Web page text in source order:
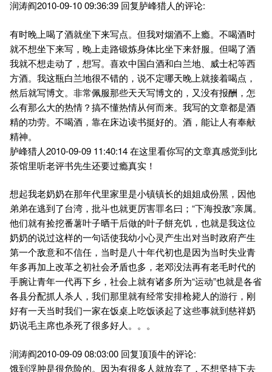
润涛阎2010-09-10 09:36:39 回复胪峰猎人的评论:
有时晚上喝了酒就坐下来写点。但我对烟酒不上瘾。不喝酒时
就不想坐下来写，晚上走路锻炼身体比坐下来舒服。但喝了酒
我就不想走动了，想写。喜欢中国白酒和白兰地、威士杞等西
方酒。我这瓶白兰地很不错的，说不定哪天晚上就接着喝点，
然后就写博文。非常佩服那些天天写博文的，又没有报酬，怎
么有那么大的热情？搞不懂热情从何而来。我写的文章都是酒
精的功劳。不喝酒，靠在床边读书挺好的。酒，能让人有奉献
精神。
胪峰猎人2010-09-09 11:40:14 在这里看你写的文章真感觉到比
茶馆里听老评书先生还要过瘾真实！
想起我老奶奶在那年代里家里是小镇镇长的姐姐成份黑，因他
弟弟在逃到了台湾，批斗也就更厉害罪名曰；“下海投敌”亲属。
他们就有捡挖番薯叶子晒干后做的叶子餅充饥，也就是我这位
奶奶的说过这样的一句话使我幼小心灵产生出对当时政府产生
第一个敌意和不信任，当时是八十年代初也是因为当时失业青
年多再加上改革之初社会矛盾也多，老邓没法再有老毛时代的
手腕让青年一代再下乡，社会上就有诸多所为“运动”也就是各省
各县分配抓人杀人，我们那里就有经常安排枪毙人的游行，刚
好有一天当时我们一家在饭桌上吃饭谈起了这些事就到慈祥奶
奶说毛主席也杀死了很多好人。。。
润涛阎2010-09-09 08:03:00 回复顶顶牛的评论:
饿到浮肿是很危险的。因为有很多人就放弃了，不想坚持下去